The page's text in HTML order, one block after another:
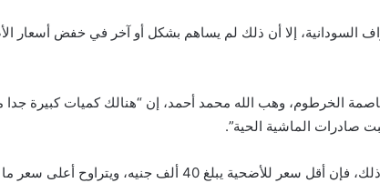
السودانية، إلا أن ذلك لم يساهم بشكل أو آخر في خفض أسعار
الخرطوم، وهب الله محمد أحمد، إن “هنالك كميات كبيرة جدا
صادرات الماشية الحية”.